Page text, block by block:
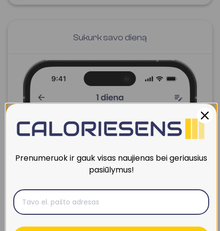
Sukurk savo dieną
Prenumeruok ir gauk visas naujienas bei geriausius
pasiūlymus!